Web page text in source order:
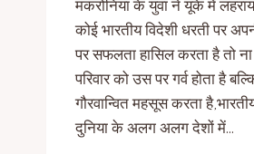
मकरोनिया के युवा ने यूके में
कोई भारतीय विदेशी धरती पर
पर सफलता हासिल करता है तो
परिवार को उस पर गर्व होता है
गौरवान्वित महसूस करता
दुनिया के अलग अलग देशों में…